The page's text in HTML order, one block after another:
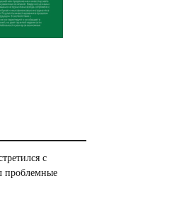
с
проблемные